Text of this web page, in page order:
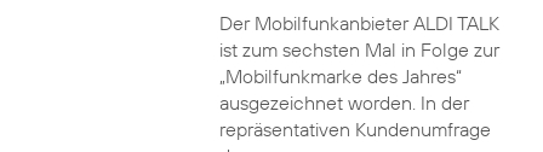
Der Mobilfunkanbieter ALDI TALK
ist zum sechsten Mal in Folge zur
„Mobilfunkmarke des Jahres“
ausgezeichnet worden. In der
repräsentativen Kundenumfrage